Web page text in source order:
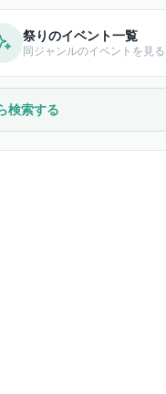
祭りのイベント一覧
同ジャンルのイベントを見る
検索する